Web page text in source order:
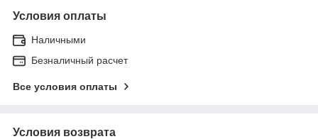
Условия оплаты
Наличными
Безналичный расчет
Все условия оплаты
Условия возврата